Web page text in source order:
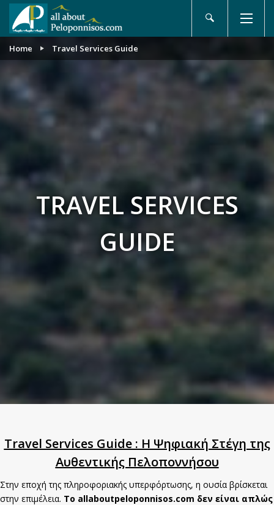
Home Travel Services Guide
TRAVEL SERVICES
GUIDE
Travel Services Guide : Η Ψηφιακή Στέγη της
Αυθεντικής Πελοποννήσου
Στην εποχή της πληροφοριακής υπερφόρτωσης, η ουσία βρίσκεται
στην επιμέλεια. Το allaboutpeloponnisos.com δεν είναι απλώς